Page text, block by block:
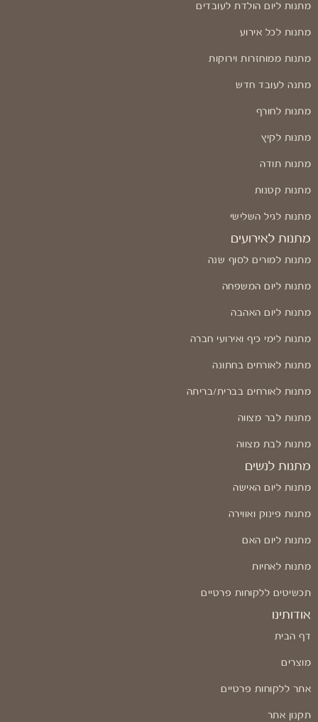
מתנות ליום הולדת לעובדים
מתנות לכל אירוע
מתנות ממוחזרות וירוקות
מתנה לעובד חדש
מתנות לחורף
מתנות לקיץ
מתנות תודה
מתנות קטנות
מתנות לגיל השלישי
מתנות לאירועים
מתנות למורים לסוף שנה
מתנות ליום המשפחה
מתנות ליום האהבה
מתנות לימי כיף ואירועי חברה
מתנות לאורחים בחתונה
מתנות לאורחים בברית/בריתה
מתנות לבר מצווה
מתנות לבת מצווה
מתנות לנשים
מתנות ליום האישה
מתנות פינוק ואווירה
מתנות ליום האם
מתנות לאחיות
תכשיטים ללקוחות פרטיים
אודותינו
דף הבית
מוצרים
אתר ללקוחות פרטיים
תקנון אתר